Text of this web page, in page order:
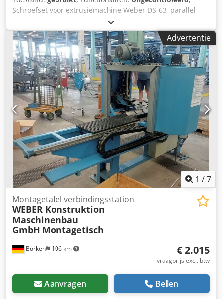
Schroefset voor extrusiemachine Weber DS-63, parallel
Fabrikant: Hans Weber Maschinenfabrik GmbH Type: DS 63
Bouwjaar: onbekend Serienummer: 063.008271.r.1004
Schroefdiameter: 2 x 63 mm Schroeflengte: 17 x D Staat:
gebruikt Djdpfx Aozrt Enoatswa
Advertentie
1 /7
Borken 106 km
Montagetafel verbindingsstation
WEBER Konstruktion
Maschinenbau
GmbH Montagetisch
€ 2.015
vraagprijs excl. btw
Aanvragen Bellen